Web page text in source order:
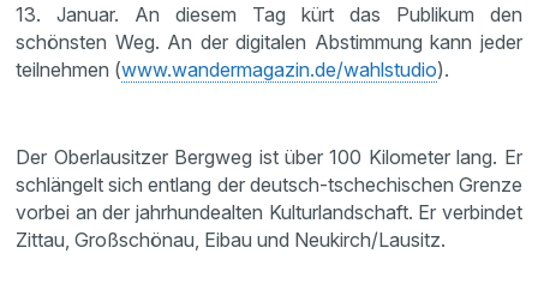
13. Januar. An diesem Tag kürt das Publikum den
schönsten Weg. An der digitalen Abstimmung kann jeder
teilnehmen (www.wandermagazin.de/wahlstudio).
Der Oberlausitzer Bergweg ist über 100 Kilometer lang. Er
schlängelt sich entlang der deutsch-tschechischen Grenze
vorbei an der jahrhundealten Kulturlandschaft. Er verbindet
Zittau, Großschönau, Eibau und Neukirch/Lausitz.